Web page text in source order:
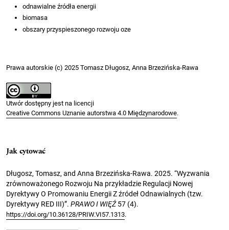
odnawialne źródła energii
biomasa
obszary przyspieszonego rozwoju oze
Prawa autorskie (c) 2025 Tomasz Długosz, Anna Brzezińska-Rawa
Utwór dostępny jest na licencji
Creative Commons Uznanie autorstwa 4.0 Międzynarodowe.
Jak cytować
Długosz, Tomasz, and Anna Brzezińska-Rawa. 2025. “Wyzwania
zrównoważonego Rozwoju Na przykładzie Regulacji Nowej
Dyrektywy O Promowaniu Energii Z źródeł Odnawialnych (tzw.
Dyrektywy RED III)”. PRAWO I WIĘŹ57 (4).
https://doi.org/10.36128/PRIW.VI57.1313.